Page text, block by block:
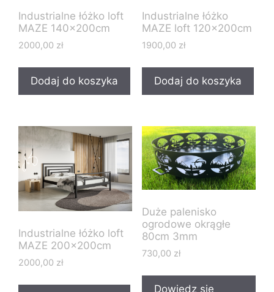
Industrialne łóżko loft
MAZE 140x200cm
2000,00 zł
Dodaj do koszyka
Industrialne łóżko
MAZE loft 120x200cm
1900,00 zł
Dodaj do koszyka
Industrialne łóżko loft
MAZE 200x200cm
2000,00 zł
Duże palenisko
ogrodowe okrągłe
80cm 3mm
730,00 zł
Dowiedz się